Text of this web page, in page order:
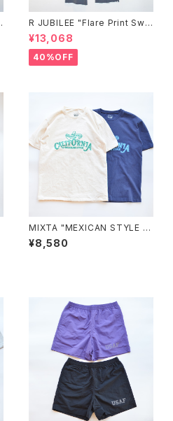
R JUBILEE "Flare Print Swe
at Pants"（Navy）
¥13,068
40%OFF
MIXTA "MEXICAN STYLE T
EE"
¥8,580